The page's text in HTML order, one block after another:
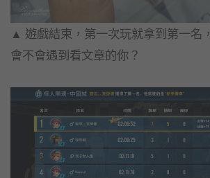
▲ 遊戲結束，第一次玩就拿到第一名，
會不會遇到看文章的你？